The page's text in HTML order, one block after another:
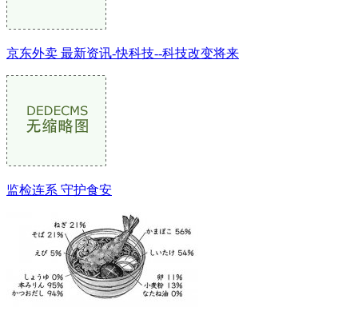
京东外卖 最新资讯-快科技--科技改变将来
监检连系 守护食安